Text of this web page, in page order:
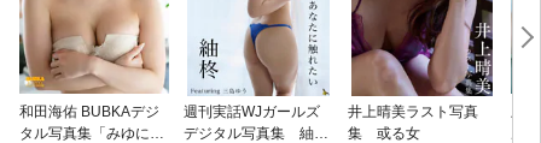
和田海佑 BUBKAデジ
タル写真集「みゆに夢
週刊実話WJガールズ
デジタル写真集 紬柊
井上晴美ラスト写真
集 或る女